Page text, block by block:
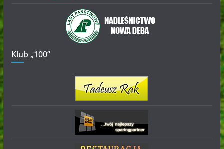
Klub „100”